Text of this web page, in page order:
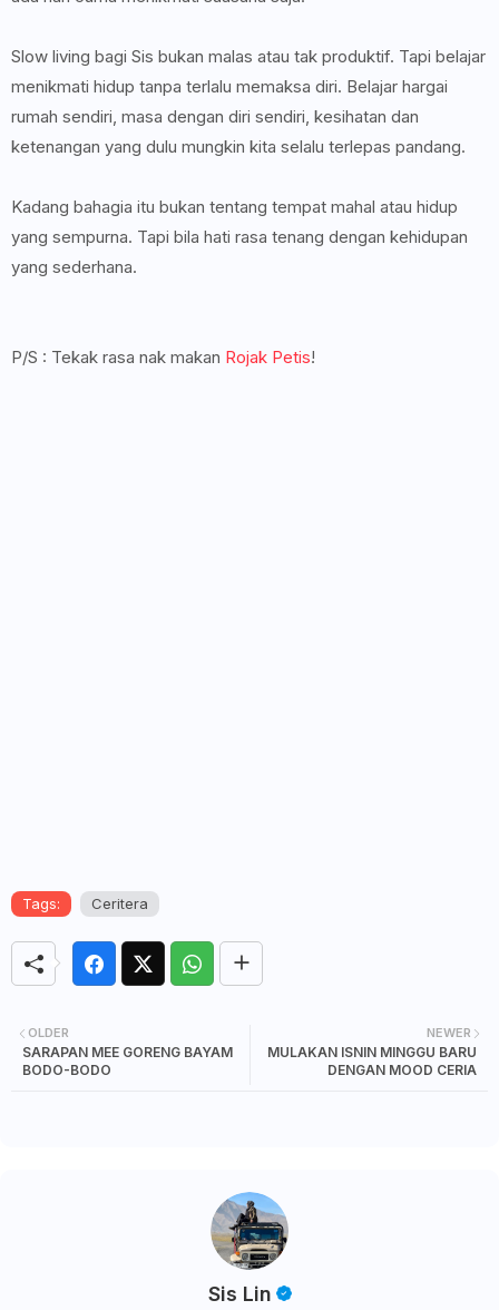
Slow living bagi Sis bukan malas atau tak produktif. Tapi belajar
menikmati hidup tanpa terlalu memaksa diri. Belajar hargai
rumah sendiri, masa dengan diri sendiri, kesihatan dan
ketenangan yang dulu mungkin kita selalu terlepas pandang.
Kadang bahagia itu bukan tentang tempat mahal atau hidup
yang sempurna. Tapi bila hati rasa tenang dengan kehidupan
yang sederhana.
P/S : Tekak rasa nak makan Rojak Petis!
Tags: Ceritera
NEWER
MULAKAN ISNIN MINGGU BARU
DENGAN MOOD CERIA
OLDER
SARAPAN MEE GORENG BAYAM
BODO-BODO
Sis Lin